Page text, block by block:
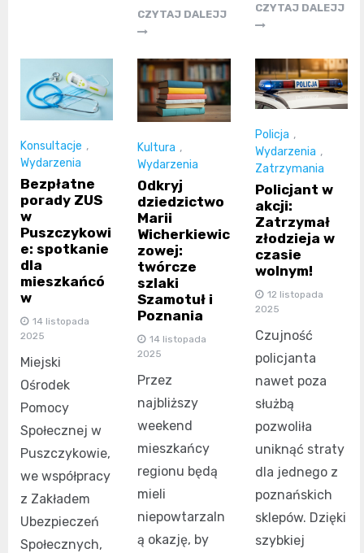
CZYTAJ DALEJJ
CZYTAJ DALEJJ
Konsultacje ,
Wydarzenia
Bezpłatne
porady ZUS
w
Puszczykowi
e: spotkanie
dla
mieszkańcó
w
14 listopada
2025
Miejski
Ośrodek
Pomocy
Społecznej w
Puszczykowie,
we współpracy
z Zakładem
Ubezpieczeń
Społecznych,
Kultura ,
Wydarzenia
Odkryj
dziedzictwo
Marii
Wicherkiewic
zowej:
twórcze
szlaki
Szamotuł i
Poznania
14 listopada
2025
Przez
najbliższy
weekend
mieszkańcy
regionu będą
mieli
niepowtarzaln
ą okazję, by
Policja ,
Wydarzenia ,
Zatrzymania
Policjant w
akcji:
Zatrzymał
złodzieja w
czasie
wolnym!
12 listopada
2025
Czujność
policjanta
nawet poza
służbą
pozwoliła
uniknąć straty
dla jednego z
poznańskich
sklepów. Dzięki
szybkiej